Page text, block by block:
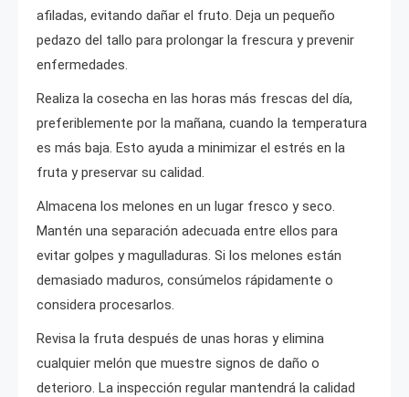
afiladas, evitando dañar el fruto. Deja un pequeño
pedazo del tallo para prolongar la frescura y prevenir
enfermedades.
Realiza la cosecha en las horas más frescas del día,
preferiblemente por la mañana, cuando la temperatura
es más baja. Esto ayuda a minimizar el estrés en la
fruta y preservar su calidad.
Almacena los melones en un lugar fresco y seco.
Mantén una separación adecuada entre ellos para
evitar golpes y magulladuras. Si los melones están
demasiado maduros, consúmelos rápidamente o
considera procesarlos.
Revisa la fruta después de unas horas y elimina
cualquier melón que muestre signos de daño o
deterioro. La inspección regular mantendrá la calidad